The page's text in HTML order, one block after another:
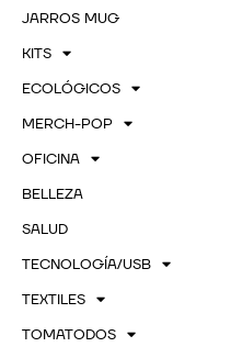
JARROS MUG
KITS
ECOLÓGICOS
MERCH-POP
OFICINA
BELLEZA
SALUD
TECNOLOGÍA/USB
TEXTILES
TOMATODOS